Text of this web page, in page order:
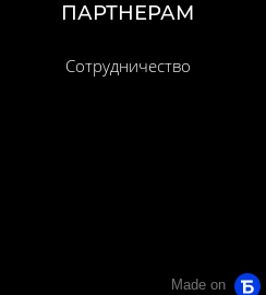
ПАРТНЕРАМ
Сотрудничество
Made on